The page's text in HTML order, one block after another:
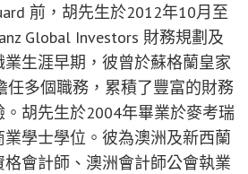
前，胡先生於2012年10月至
Global Investors 財務規劃及
生涯早期，彼曾於蘇格蘭皇家
任多個職務，累積了豐富的財務
胡先生於2004年畢業於麥考瑞
學士學位。彼為澳洲及新西蘭
會計師、澳洲會計師公會執業